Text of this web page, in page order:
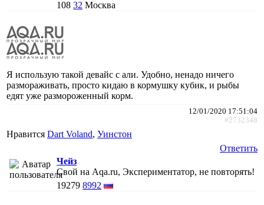
108 32 Москва
Я использую такой девайс с али. Удобно, ненадо ничего
размораживать, просто кидаю в кормушку кубик, и рыбы
едят уже размороженный корм.
12/01/2020 17:51:04
#2732348
Нравится Dart Voland, Уинстон
Ответить
Чейз
Свой на Aqa.ru, Экспериментатор, не повторять!
19279 8992